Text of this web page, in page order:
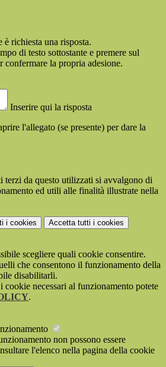
è richiesta una risposta.
di testo sottostante e premere sul
la propria adesione.
Inserire qui la risposta
l'allegato (se presente) per dare la
terzi da questo utilizzati si avvalgono di
ed utili alle finalità illustrate nella
i cookies Accetta tutti i cookies
scegliere quali cookie consentire.
che consentono il funzionamento della
disabilitarli.
cookie necessari al funzionamento potete
.
non possono essere
l'elenco nella pagina della cookie